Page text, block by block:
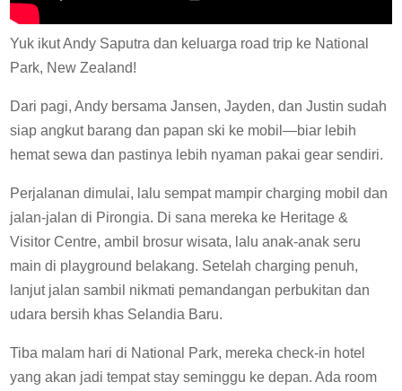
Yuk ikut Andy Saputra dan keluarga road trip ke National
Park, New Zealand!
Dari pagi, Andy bersama Jansen, Jayden, dan Justin sudah
siap angkut barang dan papan ski ke mobil—biar lebih
hemat sewa dan pastinya lebih nyaman pakai gear sendiri.
Perjalanan dimulai, lalu sempat mampir charging mobil dan
jalan-jalan di Pirongia. Di sana mereka ke Heritage &
Visitor Centre, ambil brosur wisata, lalu anak-anak seru
main di playground belakang. Setelah charging penuh,
lanjut jalan sambil nikmati pemandangan perbukitan dan
udara bersih khas Selandia Baru.
Tiba malam hari di National Park, mereka check-in hotel
yang akan jadi tempat stay seminggu ke depan. Ada room